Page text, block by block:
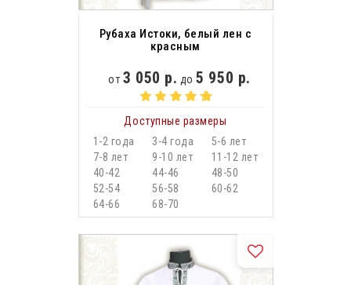
Рубаха Истоки, белый лен с
красным
от 3 050 р. до5 950 р.
Доступные размеры
1-2 года
3-4 года
5-6 лет
7-8 лет
9-10 лет
11-12 лет
40-42
44-46
48-50
52-54
56-58
60-62
64-66
68-70